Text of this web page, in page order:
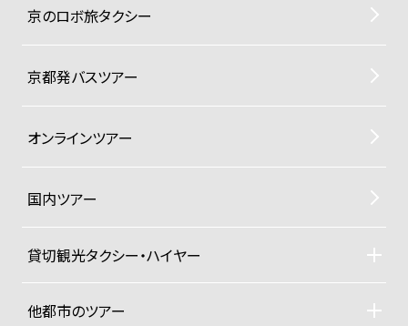
京のロボ旅タクシー
京都発バスツアー
オンラインツアー
国内ツアー
貸切観光タクシー・ハイヤー
貸切観光タクシー・ハイヤーTOP
車両ラインナップと料金
他都市のツアー